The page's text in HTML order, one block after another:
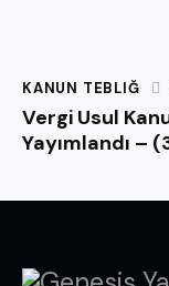
KANUN TEBLIĞ
Vergi Usul
Yayımlandı –